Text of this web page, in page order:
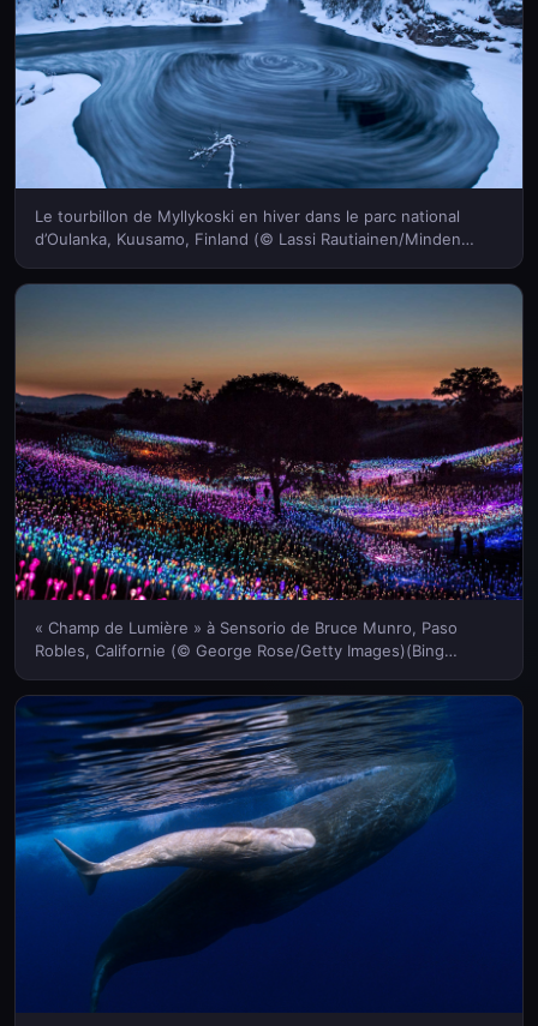
Le tourbillon de Myllykoski en hiver dans le parc national
d’Oulanka, Kuusamo, Finland (© Lassi Rautiainen/Minden
« Champ de Lumière » à Sensorio de Bruce Munro, Paso
Robles, Californie (© George Rose/Getty Images)(Bing